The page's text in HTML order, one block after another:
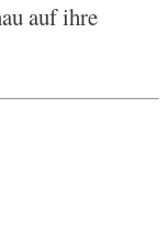
auf ihre